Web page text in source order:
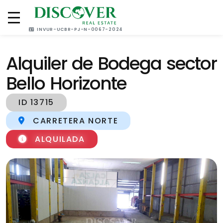
(505) 2270 4000
(505) 8883 2200
INVUR-UCBR-PJ-N-0067-2024
Alquiler de Bodega sector
Bello Horizonte
ID 13715
CARRETERA NORTE
ALQUILADA